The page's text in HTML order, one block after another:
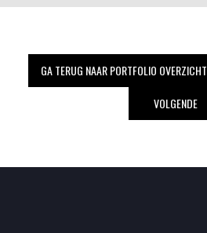
GA TERUG NAAR PORTFOLIO OVERZICHT
VOLGENDE